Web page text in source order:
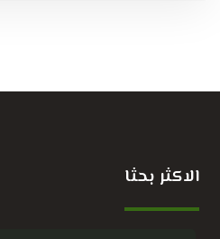
الاكثر بحثا